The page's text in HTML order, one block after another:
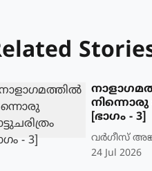
നിന്നൊരു
[ഭാഗം - 3]
വര്‍ഗീസ്
24 Jul 2026